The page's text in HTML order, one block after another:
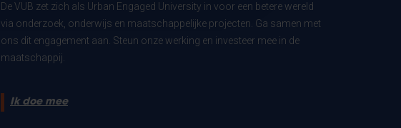
De VUB zet zich als Urban Engaged University in voor een betere wereld
via onderzoek, onderwijs en maatschappelijke projecten. Ga samen met
ons dit engagement aan. Steun onze werking en investeer mee in de
maatschappij.
Ik doe mee